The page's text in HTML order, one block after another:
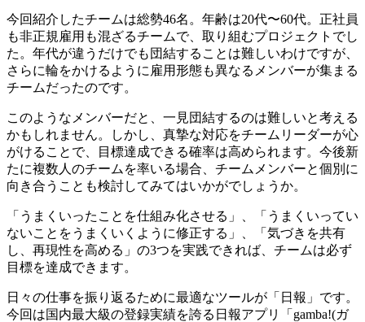
今回紹介したチームは総勢46名。年齢は20代〜60代。正社員
も非正規雇用も混ざるチームで、取り組むプロジェクトでし
た。年代が違うだけでも団結することは難しいわけですが、
さらに輪をかけるように雇用形態も異なるメンバーが集まる
チームだったのです。
このようなメンバーだと、一見団結するのは難しいと考える
かもしれません。しかし、真摯な対応をチームリーダーが心
がけることで、目標達成できる確率は高められます。今後新
たに複数人のチームを率いる場合、チームメンバーと個別に
向き合うことも検討してみてはいかがでしょうか。
「うまくいったことを仕組み化させる」、「うまくいってい
ないことをうまくいくように修正する」、「気づきを共有
し、再現性を高める」の3つを実践できれば、チームは必ず
目標を達成できます。
日々の仕事を振り返るために最適なツールが「日報」です。
今回は国内最大級の登録実績を誇る日報アプリ「gamba!(ガ